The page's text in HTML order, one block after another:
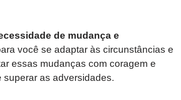
de mudança e
você se adaptar às circunstâncias e
essas mudanças com coragem e
as adversidades.